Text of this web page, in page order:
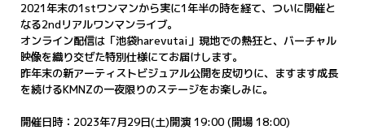
2021年末の1stワンマンから実に1年半の時を経て、ついに開催と
なる2ndリアルワンマンライブ。
オンライン配信は「池袋harevutai」現地での熱狂と、バーチャル
映像を織り交ぜた特別仕様にてお届けします。
昨年末の新アーティストビジュアル公開を皮切りに、ますます成長
を続けるKMNZの一夜限りのステージをお楽しみに。
開催日時：2023年7月29日(土)開演 19:00 (開場 18:00)